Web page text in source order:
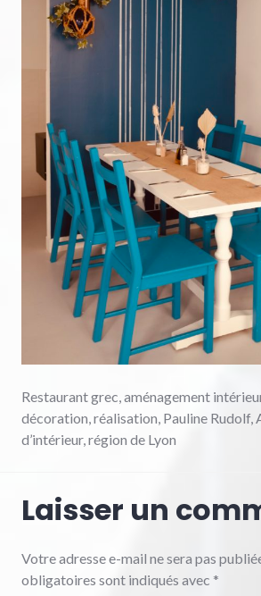
Restaurant grec, aménagement
décoration, réalisation, Pauline Rudolf,
d’intérieur, région de Lyon
Laisser un
Votre adresse e-mail ne sera pas
obligatoires sont indiqués avec *